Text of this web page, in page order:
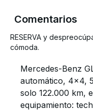
Comentarios
RESERVA y
cómoda.
Mercedes-Benz
automático, 4x4,
solo 122.000 km,
equipamiento: